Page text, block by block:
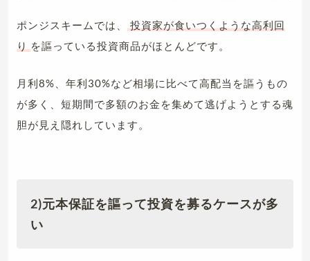
ポンジスキームでは、
投資家が食いつくような高利回
り を謳っている投資商品がほとんどです。
月利8%、年利30%など相場に比べて高配当を謳うもの
が多く、短期間で多額のお金を集めて逃げようとする魂
胆が見え隠れしています。
2)元本保証を謳って投資を募るケースが多
い